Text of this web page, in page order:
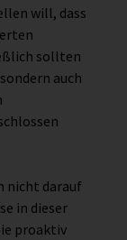
will, dass
sollten
auch
nicht darauf
in dieser
proaktiv